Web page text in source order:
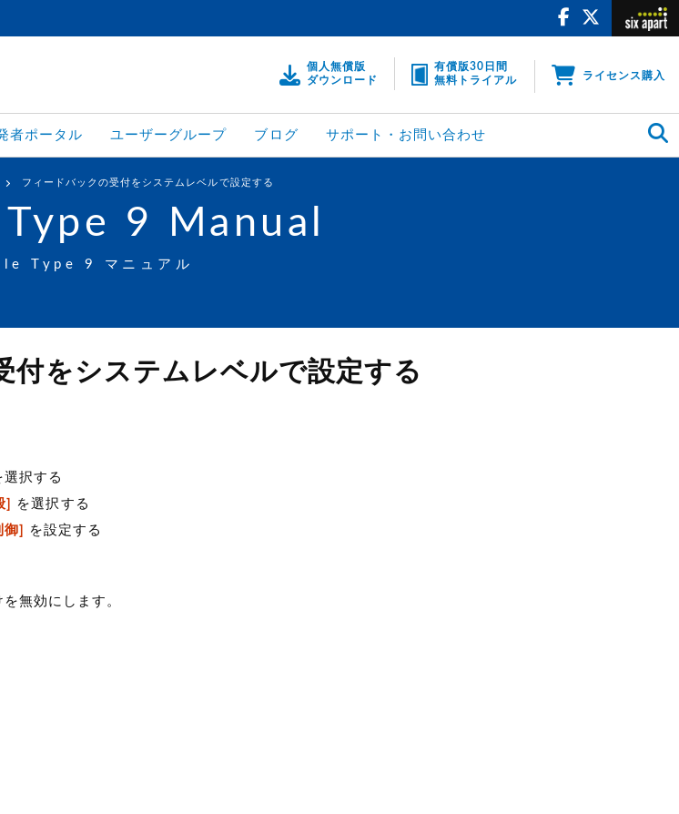
個人無償版
ダウンロード
有償版30日間
無料トライアル
ライセンス購入
者ポータル ユーザーグループ ブログ サポート・お問い合わせ
フィードバックの受付をシステムレベルで設定する
9 Manual
Type 9 マニュアル
付をシステムレベルで設定する
選択する
]
を選択する
御]
を設定する
無効にします。